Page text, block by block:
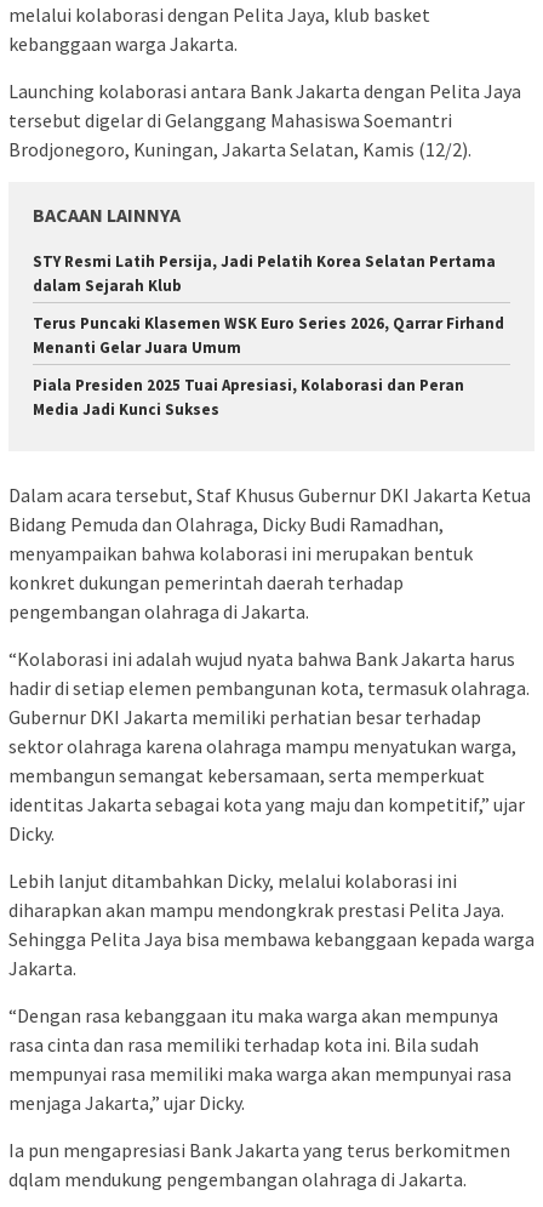
melalui kolaborasi dengan Pelita Jaya, klub basket
kebanggaan warga Jakarta.
Launching kolaborasi antara Bank Jakarta dengan Pelita Jaya
tersebut digelar di Gelanggang Mahasiswa Soemantri
Brodjonegoro, Kuningan, Jakarta Selatan, Kamis (12/2).
BACAAN LAINNYA
STY Resmi Latih Persija, Jadi Pelatih Korea Selatan Pertama
dalam Sejarah Klub
Terus Puncaki Klasemen WSK Euro Series 2026, Qarrar Firhand
Menanti Gelar Juara Umum
Piala Presiden 2025 Tuai Apresiasi, Kolaborasi dan Peran
Media Jadi Kunci Sukses
Dalam acara tersebut, Staf Khusus Gubernur DKI Jakarta Ketua
Bidang Pemuda dan Olahraga, Dicky Budi Ramadhan,
menyampaikan bahwa kolaborasi ini merupakan bentuk
konkret dukungan pemerintah daerah terhadap
pengembangan olahraga di Jakarta.
“Kolaborasi ini adalah wujud nyata bahwa Bank Jakarta harus
hadir di setiap elemen pembangunan kota, termasuk olahraga.
Gubernur DKI Jakarta memiliki perhatian besar terhadap
sektor olahraga karena olahraga mampu menyatukan warga,
membangun semangat kebersamaan, serta memperkuat
identitas Jakarta sebagai kota yang maju dan kompetitif,” ujar
Dicky.
Lebih lanjut ditambahkan Dicky, melalui kolaborasi ini
diharapkan akan mampu mendongkrak prestasi Pelita Jaya.
Sehingga Pelita Jaya bisa membawa kebanggaan kepada warga
Jakarta.
“Dengan rasa kebanggaan itu maka warga akan mempunya
rasa cinta dan rasa memiliki terhadap kota ini. Bila sudah
mempunyai rasa memiliki maka warga akan mempunyai rasa
menjaga Jakarta,” ujar Dicky.
Ia pun mengapresiasi Bank Jakarta yang terus berkomitmen
dqlam mendukung pengembangan olahraga di Jakarta.